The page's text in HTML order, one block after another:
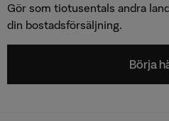
Gör som tiotusentals andra
din bostadsförsäljning.
Börja